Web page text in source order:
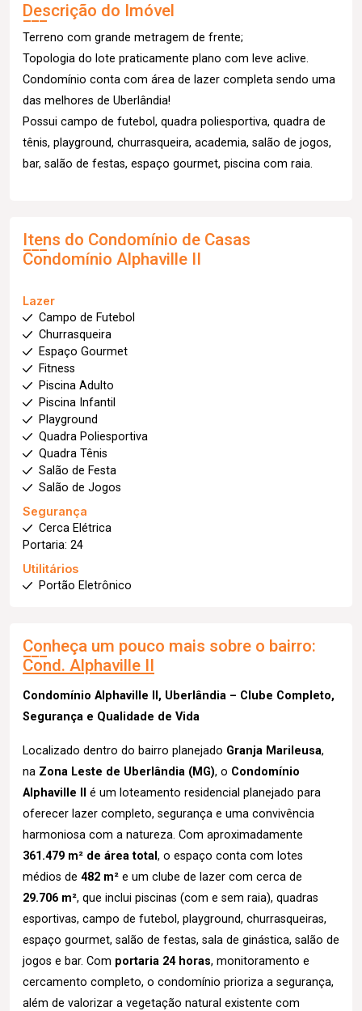
Descrição do Imóvel
Terreno com grande metragem de frente;
Topologia do lote praticamente plano com leve aclive.
Condomínio conta com área de lazer completa sendo uma
das melhores de Uberlândia!
Possui campo de futebol, quadra poliesportiva, quadra de
tênis, playground, churrasqueira, academia, salão de jogos,
bar, salão de festas, espaço gourmet, piscina com raia.
Itens do Condomínio de Casas
Condomínio Alphaville II
Lazer
Campo de Futebol
Churrasqueira
Espaço Gourmet
Fitness
Piscina Adulto
Piscina Infantil
Playground
Quadra Poliesportiva
Quadra Tênis
Salão de Festa
Salão de Jogos
Segurança
Cerca Elétrica
Portaria: 24
Utilitários
Portão Eletrônico
Conheça um pouco mais sobre o bairro:
Cond. Alphaville II
Condomínio Alphaville II, Uberlândia – Clube Completo,
Segurança e Qualidade de Vida
Localizado dentro do bairro planejado Granja Marileusa,
na Zona Leste de Uberlândia (MG), o Condomínio
Alphaville II
é um loteamento residencial planejado para
oferecer lazer completo, segurança e uma convivência
harmoniosa com a natureza. Com aproximadamente
361.479 m² de área total , o espaço conta com lotes
médios de 482 m² e um clube de lazer com cerca de
29.706 m², que inclui piscinas (com e sem raia), quadras
esportivas, campo de futebol, playground, churrasqueiras,
espaço gourmet, salão de festas, sala de ginástica, salão de
jogos e bar. Com portaria 24 horas, monitoramento e
cercamento completo, o condomínio prioriza a segurança,
além de valorizar a vegetação natural existente com